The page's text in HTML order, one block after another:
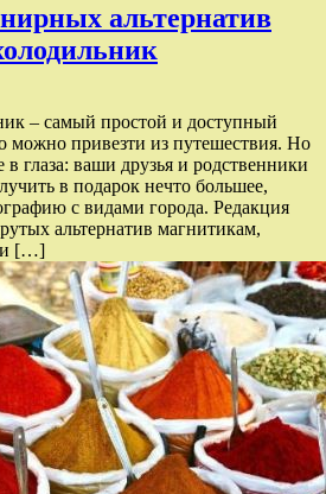
альтернатив
– самый простой и доступный
можно привезти из путешествия. Но
в глаза: ваши друзья и родственники
в подарок нечто большее,
с видами города. Редакция
альтернатив магнитикам,
[…]